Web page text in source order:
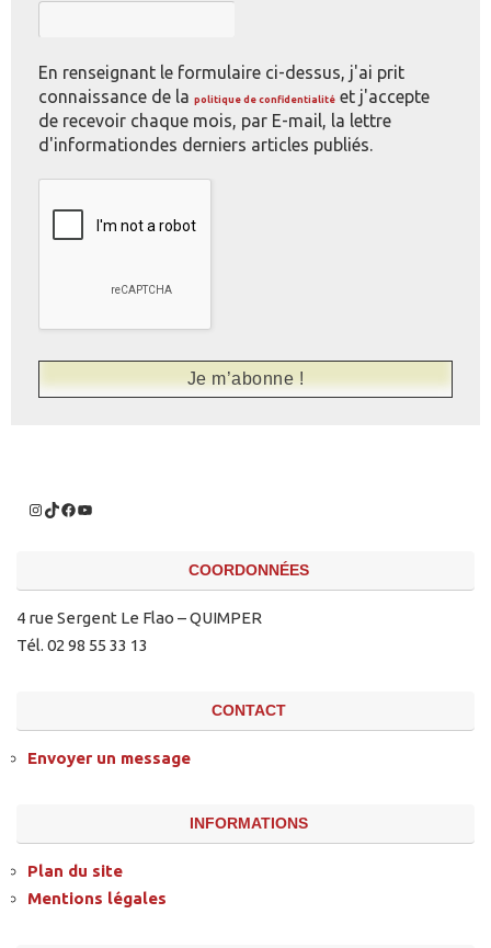
En renseignant le formulaire ci-dessus, j'ai prit
connaissance de la politique de confidentialité et j'accepte
de recevoir chaque mois, par E-mail, la lettre
d'informationdes derniers articles publiés.
COORDONNÉES
4 rue Sergent Le Flao – QUIMPER
Tél. 02 98 55 33 13
CONTACT
Envoyer un message
INFORMATIONS
Plan du site
Mentions légales